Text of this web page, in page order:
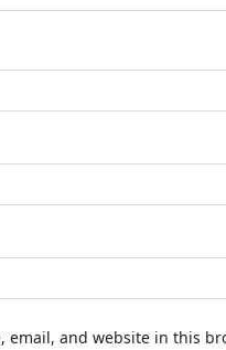
email, and website in this